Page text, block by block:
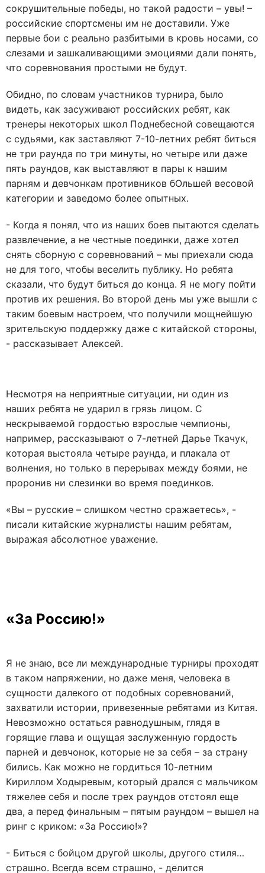
сокрушительные победы, но такой радости – увы! –
российские спортсмены им не доставили. Уже
первые бои с реально разбитыми в кровь носами, со
слезами и зашкаливающими эмоциями дали понять,
что соревнования простыми не будут.
Обидно, по словам участников турнира, было
видеть, как засуживают российских ребят, как
тренеры некоторых школ Поднебесной совещаются
с судьями, как заставляют 7-10-летних ребят биться
не три раунда по три минуты, но четыре или даже
пять раундов, как выставляют в пары к нашим
парням и девчонкам противников бОльшей весовой
категории и заведомо более опытных.
- Когда я понял, что из наших боев пытаются сделать
развлечение, а не честные поединки, даже хотел
снять сборную с соревнований – мы приехали сюда
не для того, чтобы веселить публику. Но ребята
сказали, что будут биться до конца. Я не могу пойти
против их решения. Во второй день мы уже вышли с
таким боевым настроем, что получили мощнейшую
зрительскую поддержку даже с китайской стороны,
- рассказывает Алексей.
Несмотря на неприятные ситуации, ни один из
наших ребята не ударил в грязь лицом. С
нескрываемой гордостью взрослые чемпионы,
например, рассказывают о 7-летней Дарье Ткачук,
которая выстояла четыре раунда, и плакала от
волнения, но только в перерывах между боями, не
проронив ни слезинки во время поединков.
«Вы – русские – слишком честно сражаетесь», -
писали китайские журналисты нашим ребятам,
выражая абсолютное уважение.
«За Россию!»
Я не знаю, все ли международные турниры проходят
в таком напряжении, но даже меня, человека в
сущности далекого от подобных соревнований,
захватили истории, привезенные ребятами из Китая.
Невозможно остаться равнодушным, глядя в
горящие глава и ощущая заслуженную гордость
парней и девчонок, которые не за себя – за страну
бились. Как можно не гордиться 10-летним
Кириллом Ходыревым, который дрался с мальчиком
тяжелее себя и после трех раундов отстоял еще
два, а перед финальным – пятым раундом – вышел на
ринг с криком: «За Россию!»?
- Биться с бойцом другой школы, другого стиля…
страшно. Всегда всем страшно, - делится